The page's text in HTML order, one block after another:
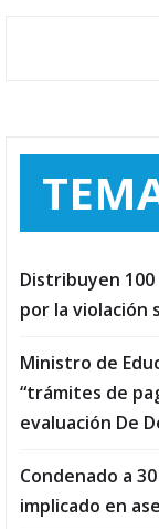
Distribuyen
por la violación
Ministro de
“trámites de
evaluación De
Condenado a
implicado en